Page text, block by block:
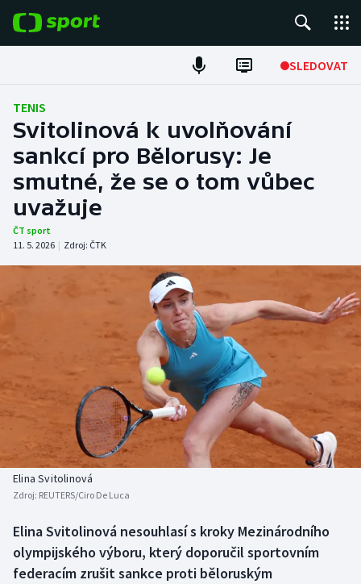
SLEDOVAT
Fotbal
Hokej
Tenis
Atletika
DALŠÍ SPORTY
Americký fotbal
Baseball a softbal
Basketbal
Biatlon
Boby a skeleton
Box
Curling
NEPŘEHLÉDNĚTE
Soutěže
Historické návraty
Aplikace ČT sport
AZ kvíz
TENIS
Svitolinová k uvolňování
sankcí pro Bělorusy: Je
smutné, že se o tom vůbec
uvažuje
ČT sport
11. 5. 2026 | Zdroj: ČTK
Elina Svitolinová
Zdroj: REUTERS/Ciro De Luca
Elina Svitolinová nesouhlasí s kroky Mezinárodního
olympijského výboru, který doporučil sportovním
federacím zrušit sankce proti běloruským